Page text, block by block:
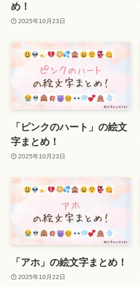
め！
2025年10月23日
「ピンクのハート」の絵文
字まとめ！
2025年10月23日
「アホ」の絵文字まとめ！
2025年10月22日